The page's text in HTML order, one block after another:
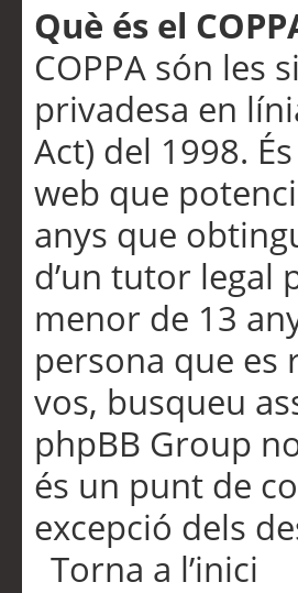
Què és el
COPPA són les
privadesa en
Act) del 1998.
web que
anys que
d’un tutor legal
menor de 13
persona que es
vos, busqueu
phpBB Group
és un punt de
excepció dels
Torna a l’inici